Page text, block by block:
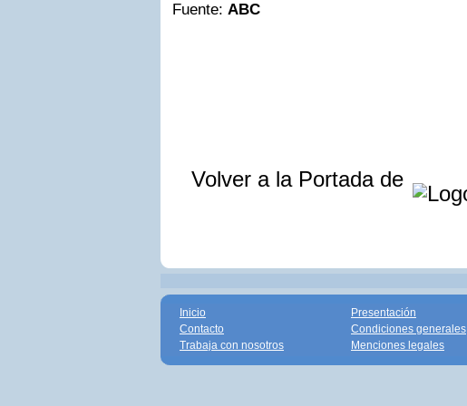
Fuente: ABC
Volver a la Portada de
Inicio
Contacto
Trabaja con nosotros
Presentación
Condiciones generales
Menciones legales